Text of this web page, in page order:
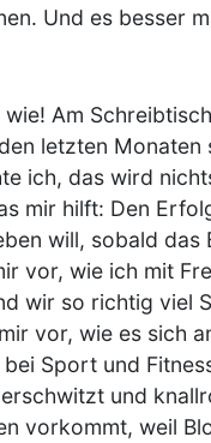
Und es besser
Am
letzten
ich, das wird
mir hilft: Den
will, sobald
vor, wie ich mit
wir so richtig viel
vor, wie es sich
Sport und
und
vorkommt, weil